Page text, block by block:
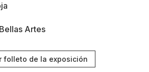
Artes
folleto de la exposición